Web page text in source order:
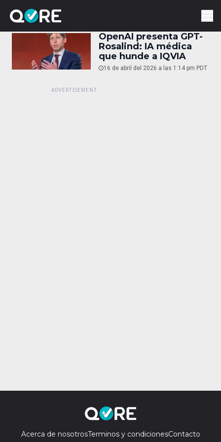
OpenAI presenta GPT-
Rosalind: IA médica
que hunde a IQVIA
16 de abril del 2026 a las 1:14 pm PDT
Acerca de nosotrosTerminos y condicionesContacto